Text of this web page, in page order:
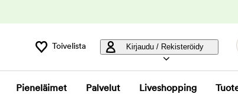
Toivelista Kirjaudu / Rekisteröidy
Pieneläimet Palvelut Liveshopping